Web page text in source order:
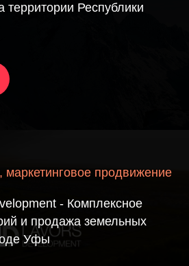
территории Республики
продвижение
- Комплексное
и продажа земельных
Уфы